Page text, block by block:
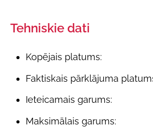
Tehniskie dati
Kopējais platums:
Faktiskais pārklājuma
Ieteicamais garums:
Maksimālais garums: